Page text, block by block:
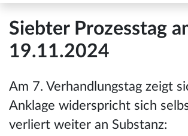
Siebter Prozesstag
19.11.2024
Am 7. Verhandlungstag zeigt
Anklage widerspricht sich
verliert weiter an Substanz: